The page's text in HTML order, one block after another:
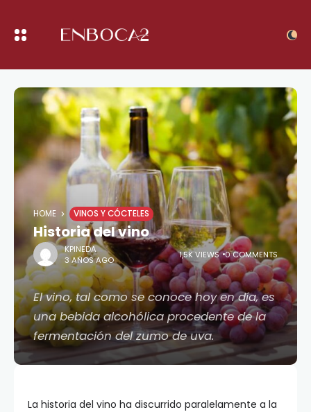
HOME VINOS Y CÓCTELES
Historia del vino
KPINEDA
3 AÑOS AGO
1,5K VIEWS 0 COMMENTS
El vino, tal como se conoce hoy en día, es
una bebida alcohólica procedente de la
fermentación del zumo de uva.
La historia del vino ha discurrido paralelamente a la